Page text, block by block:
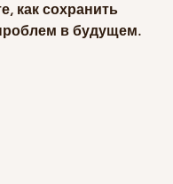
как сохранить
в будущем.